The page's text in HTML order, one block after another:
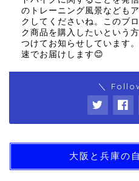
のトレーニング風景なども
クしてくださいね。このブ
ク商品を購入したいという
つけてお知らせしています
速でお届けします😊
＼
大阪と兵庫の